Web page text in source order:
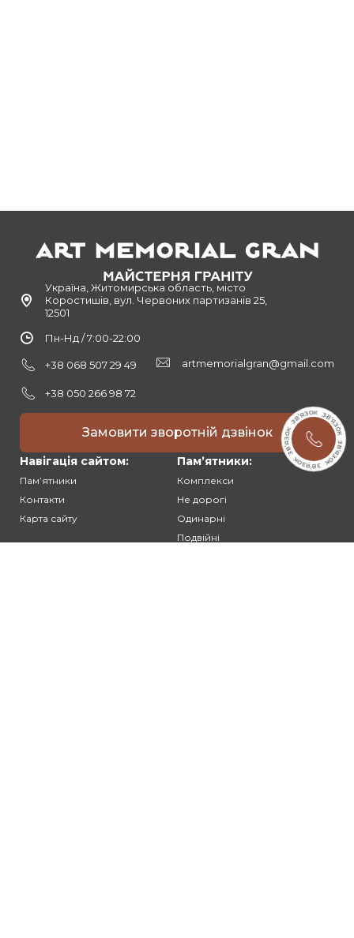
Україна, Житомирська область, місто
Коростишів, вул. Червоних партизанів 25,
12501
Пн-Нд / 7:00-22:00
+38 068 507 29 49
+38 050 266 98 72
artmemorialgran@gmail.com
Замовити зворотній дзвінок
Навігація сайтом:
Памʼятники
Контакти
Карта сайту
Памʼятники:
Комплекси
Не дорогі
Одинарні
Подвійні